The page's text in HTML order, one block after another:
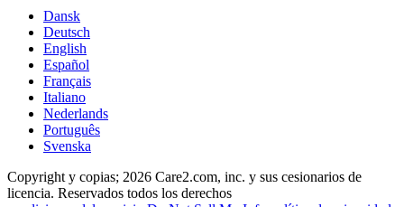
Dansk
Deutsch
English
Español
Français
Italiano
Nederlands
Português
Svenska
Copyright y copias; 2026 Care2.com, inc. y sus cesionarios de
licencia. Reservados todos los derechos